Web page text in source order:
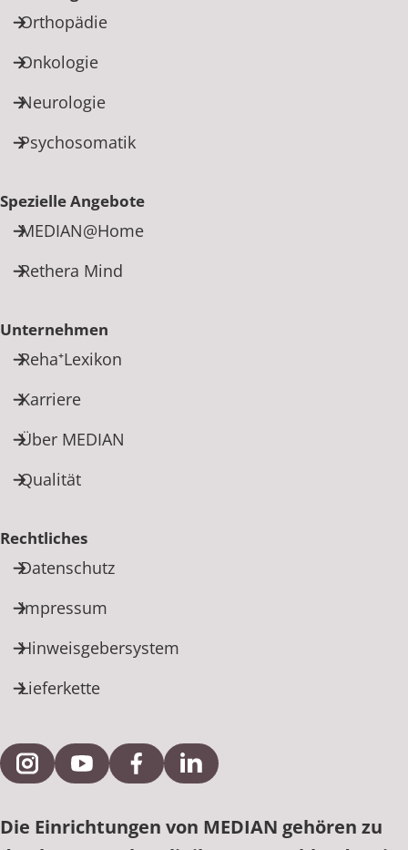
Orthopädie
Onkologie
Neurologie
Psychosomatik
Spezielle Angebote
MEDIAN@Home
Rethera Mind
Unternehmen
Reha⁺Lexikon
Karriere
Über MEDIAN
Qualität
Rechtliches
Datenschutz
Impressum
Hinweisgebersystem
Lieferkette
Externe Verlinkung zu Instagram
Externe Verlinkung zu YouTube
Externe Verlinkung zu Facebook
Externe Verlinkung zu
Die Einrichtungen von MEDIAN gehören zu